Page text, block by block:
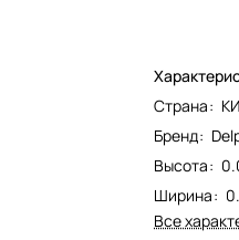
Страна:
Бренд:
Высота:
Ширина:
Все